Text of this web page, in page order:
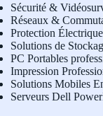
Sécurité &
Réseaux &
Protection
Solutions de
PC Portables
Impression
Solutions Mobiles
Serveurs Dell